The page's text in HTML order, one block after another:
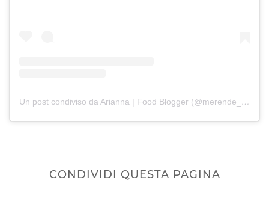
Un post condiviso da Arianna | Food Blogger (@merende_da_favola)
CONDIVIDI QUESTA PAGINA